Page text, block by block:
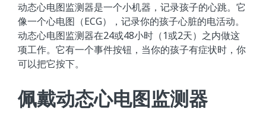
动态心电图监测器是一个小机器，记录孩子的心跳。它
像一个心电图（ECG），记录你的孩子心脏的电活动。
动态心电图监测器在24或48小时（1或2天）之内做这
项工作。它有一个事件按钮，当你的孩子有症状时，你
可以把它按下。
佩戴动态心电图监测器